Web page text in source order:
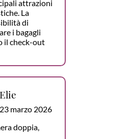
attrazioni
La
di
i bagagli
il check-out
Elie
23 marzo 2026
doppia,